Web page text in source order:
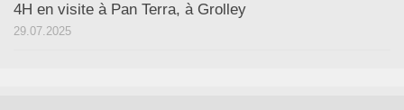
4H en visite à Pan Terra, à Grolley
29.07.2025